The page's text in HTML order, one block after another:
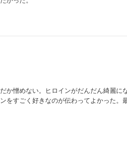
か憎めない。ヒロインがだんだん綺麗に
をすごく好きなのが伝わってよかった。